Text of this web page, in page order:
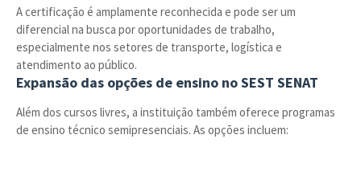
A certificação é amplamente reconhecida e pode ser um
diferencial na busca por oportunidades de trabalho,
especialmente nos setores de transporte, logística e
atendimento ao público.
Expansão das opções de ensino no SEST SENAT
Além dos cursos livres, a instituição também oferece programas
de ensino técnico semipresenciais. As opções incluem: